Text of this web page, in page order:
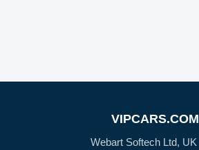
VIPCARS.COM